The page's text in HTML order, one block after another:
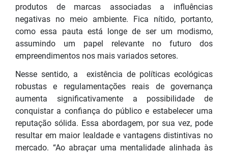
produtos de marcas associadas a influências
negativas no meio ambiente. Fica nítido, portanto,
como essa pauta está longe de ser um modismo,
assumindo um papel relevante no futuro dos
empreendimentos nos mais variados setores.
Nesse sentido, a existência de políticas ecológicas
robustas e regulamentações reais de governança
aumenta significativamente a possibilidade de
conquistar a confiança do público e estabelecer uma
reputação sólida. Essa abordagem, por sua vez, pode
resultar em maior lealdade e vantagens distintivas no
mercado. “Ao abraçar uma mentalidade alinhada às